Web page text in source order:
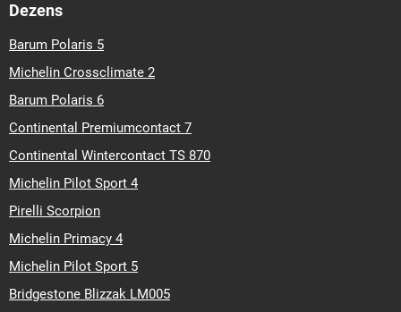
Dezens
Barum Polaris 5
Michelin Crossclimate 2
Barum Polaris 6
Continental Premiumcontact 7
Continental Wintercontact TS 870
Michelin Pilot Sport 4
Pirelli Scorpion
Michelin Primacy 4
Michelin Pilot Sport 5
Bridgestone Blizzak LM005